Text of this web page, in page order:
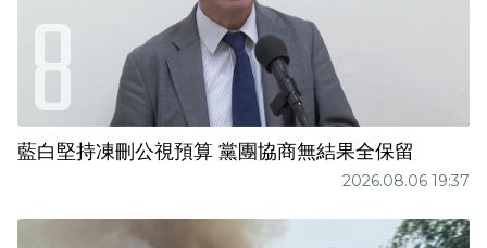
藍白堅持凍刪公視預算 黨團協商無結果全保留
2026.08.06 19:37